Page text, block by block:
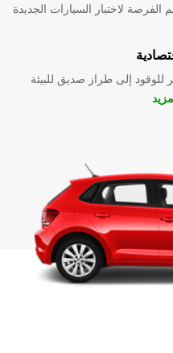
الفرصة لاختبار السيارات الجديدة
إلى طراز صديق للبيئة